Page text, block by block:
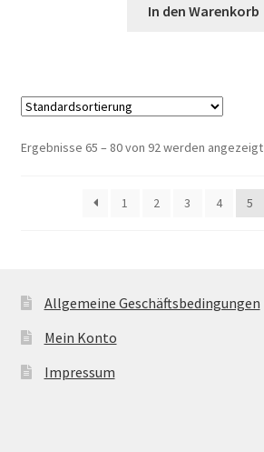
In den Warenkorb
Ergebnisse 65 – 80 von 92 werden angezeigt
1 2 3 4 5
Allgemeine Geschäftsbedingungen
Mein Konto
Impressum